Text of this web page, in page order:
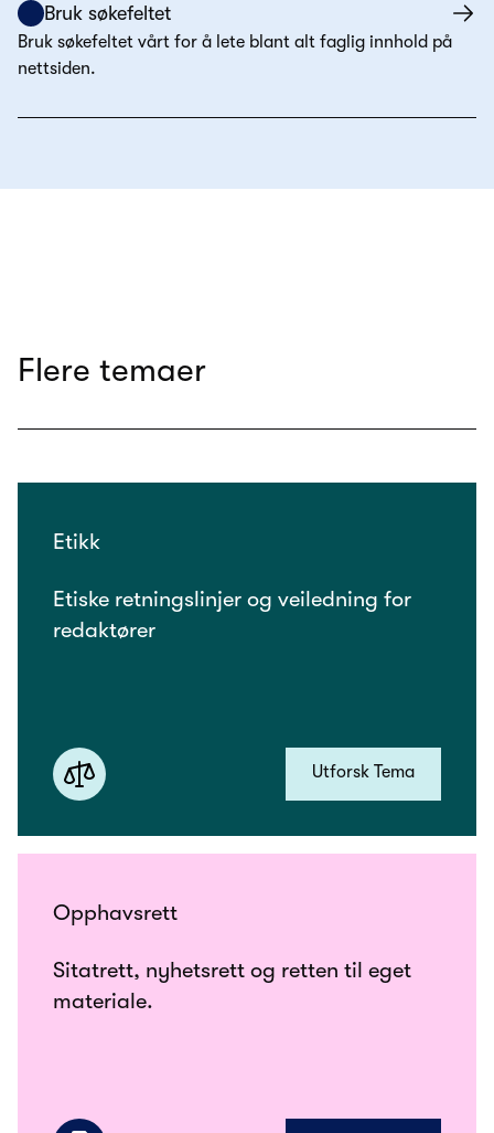
Bruk søkefeltet
Bruk søkefeltet vårt for å lete blant alt faglig innhold på
nettsiden.
Flere temaer
Etikk
Etiske retningslinjer og veiledning for
redaktører
Utforsk Tema
Opphavsrett
Sitatrett, nyhetsrett og retten til eget
materiale.